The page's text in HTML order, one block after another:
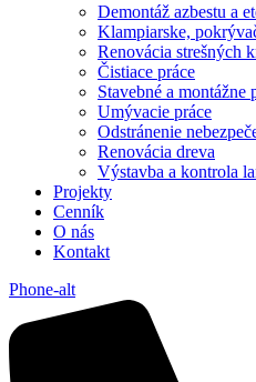
Demontáž azbestu a
Klampiarske,
Renovácia strešných
Čistiace práce
Stavebné a montážne
Umývacie práce
Odstránenie
Renovácia dreva
Výstavba a kontrola
Projekty
Cenník
O nás
Kontakt
Phone-alt